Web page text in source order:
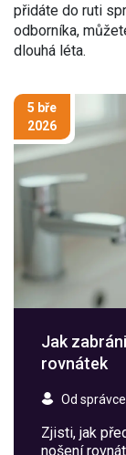
přidáte do ruti
odborníka,
dlouhá léta.
5 bře
2026
Jak
rovnátek
Od správce
Zjisti, jak
nošení